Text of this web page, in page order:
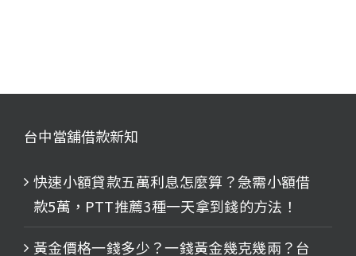
台中當舖借款新知
快速小額貸款五萬利息怎麼算？急需小額借
款5萬，PTT推薦3種一天拿到錢的方法！
黃金價格一錢多少？一錢黃金幾克幾兩？台